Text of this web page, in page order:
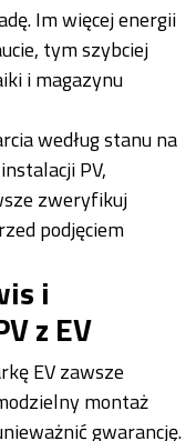
Im więcej energii
tym szybciej
i magazynu
według stanu na
PV,
zweryfikuj
podjęciem
i
z EV
EV zawsze
montaż
gwarancję.